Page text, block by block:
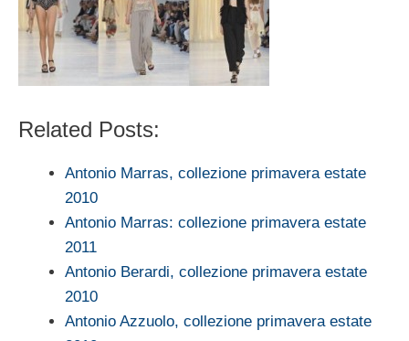
Related Posts:
Antonio Marras, collezione primavera estate
2010
Antonio Marras: collezione primavera estate
2011
Antonio Berardi, collezione primavera estate
2010
Antonio Azzuolo, collezione primavera estate